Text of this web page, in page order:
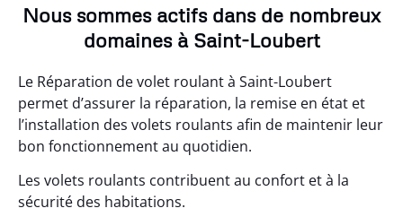
Nous sommes actifs dans de nombreux
domaines à Saint-Loubert
Le Réparation de volet roulant à Saint-Loubert
permet d’assurer la réparation, la remise en état et
l’installation des volets roulants afin de maintenir leur
bon fonctionnement au quotidien.
Les volets roulants contribuent au confort et à la
sécurité des habitations.